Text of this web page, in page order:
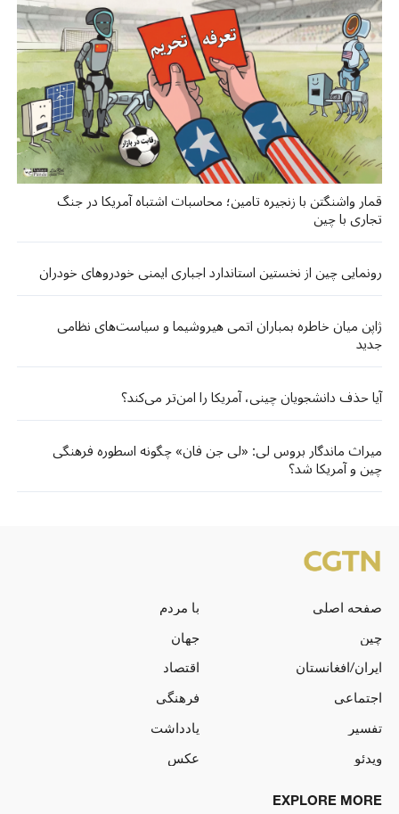
قمار واشنگتن با زنجیره تامین؛ محاسبات اشتباه آمریکا در جنگ
تجاری با چین
رونمایی چین از نخستین استاندارد اجباری ایمنی خودروهای خودران
ژاپن میان خاطره بمباران اتمی هیروشیما و سیاست‌های نظامی
جدید
آیا حذف دانشجویان چینی، آمریکا را امن‌تر می‌کند؟
میراث ماندگار بروس لی: «لی جن فان» چگونه اسطوره فرهنگی
چین و آمریکا شد؟
صفحه اصلی
با مردم
چین
جهان
ایران/افغانستان
اقتصاد
اجتماعی
فرهنگی
تفسیر
یادداشت
ویدئو
عکس
EXPLORE MORE